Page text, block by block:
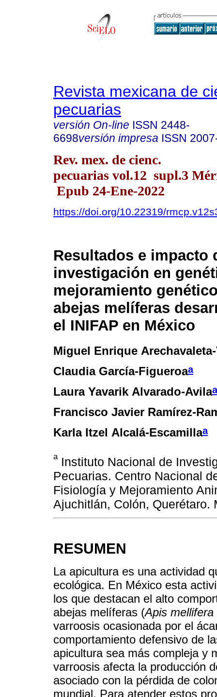
Revista mexicana de
pecuarias
versión On-line ISSN 2448-
6698versión impresa ISSN
Rev. mex. de cienc.
pecuarias vol.12 supl.3
Epub 24-Ene-2022
https://doi.org/10.22319/
Resultados e impacto
investigación en
mejoramiento
abejas melíferas
el INIFAP en México
Miguel Enrique
Claudia García-Figueroaa
Laura Yavarik Alvarado-Avilaa
Francisco Javier Ramírez-
Karla Itzel Alcalá-Escamillaa
aInstituto Nacional de
Pecuarias. Centro Nacional
Fisiología y Mejoramiento
Ajuchitlán, Colón, Querétaro.
RESUMEN
La apicultura es una actividad
ecológica. En México esta
los que destacan el alto
abejas melíferas (Apis mellifera
varroosis ocasionada por el
comportamiento defensivo de
apicultura sea más compleja y
varroosis afecta la producción
asociado con la pérdida de
mundial. Para atender estos